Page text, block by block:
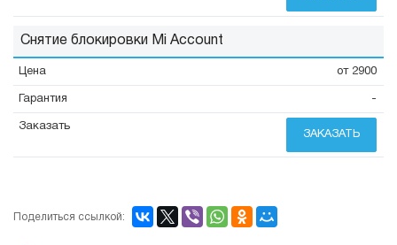
Снятие блокировки Mi Account
от 2900
-
ЗАКАЗАТЬ
Поделиться ссылкой: